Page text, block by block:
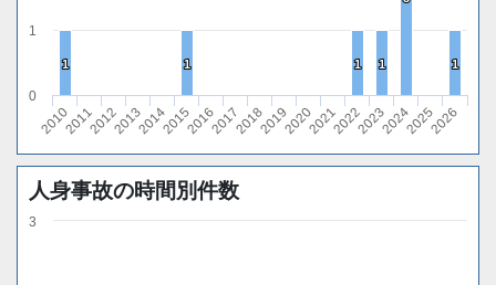
1
1 1
1 1
1 1
1 1
1
20102011201220132014201520162017201820192020202120222023202420252026
0
1
人身事故の時間別件数
3